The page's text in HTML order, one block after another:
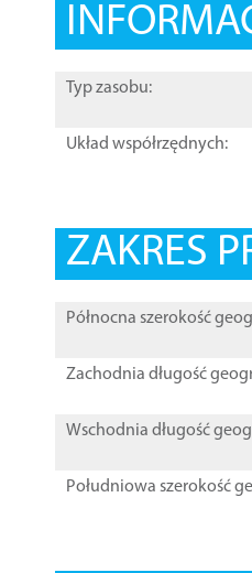
Typ zasobu:
Układ współrzędnych:
ZAKRES
Północna szerokość
Zachodnia długość
Wschodnia długość
Południowa szerokość